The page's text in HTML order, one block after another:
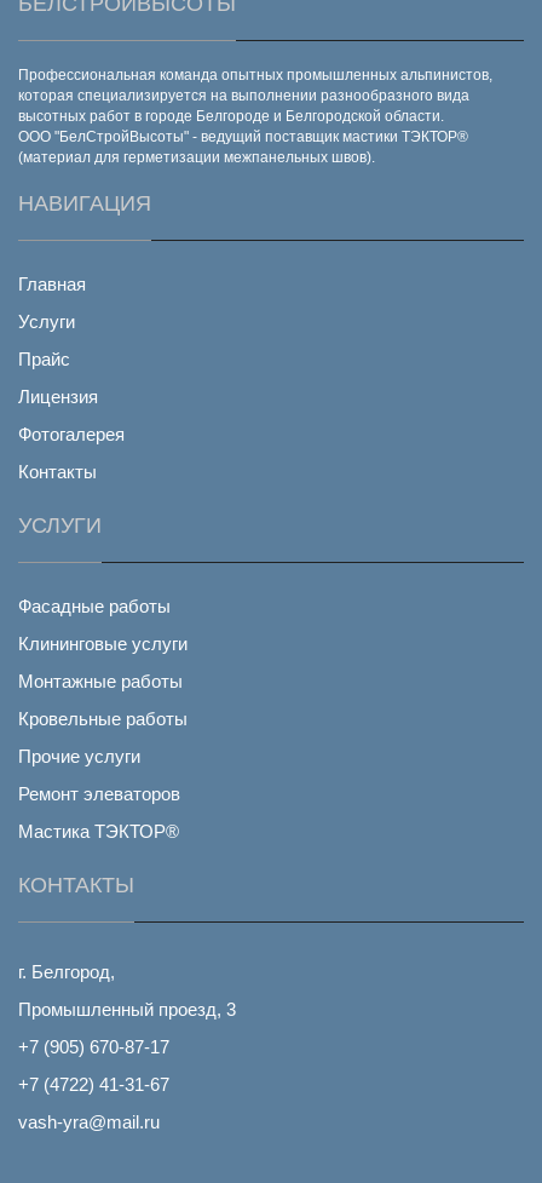
Профессиональная команда опытных промышленных альпинистов,
которая специализируется на выполнении разнообразного вида
высотных работ в городе Белгороде и Белгородской области.
ООО "БелСтройВысоты" - ведущий поставщик мастики ТЭКТОР®
(материал для герметизации межпанельных швов).
НАВИГАЦИЯ
Главная
Услуги
Прайс
Лицензия
Фотогалерея
Контакты
УСЛУГИ
Фасадные работы
Клининговые услуги
Монтажные работы
Кровельные работы
Прочие услуги
Ремонт элеваторов
Мастика ТЭКТОР®
КОНТАКТЫ
г. Белгород,
Промышленный проезд, 3
+7 (905) 670-87-17
+7 (4722) 41-31-67
vash-yra@mail.ru